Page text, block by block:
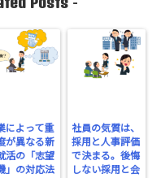
-
によって重
が異なる新
活の「志望
」の対応法
社員の気質は、
採用と人事評価
で決まる。後悔
しない採用と会